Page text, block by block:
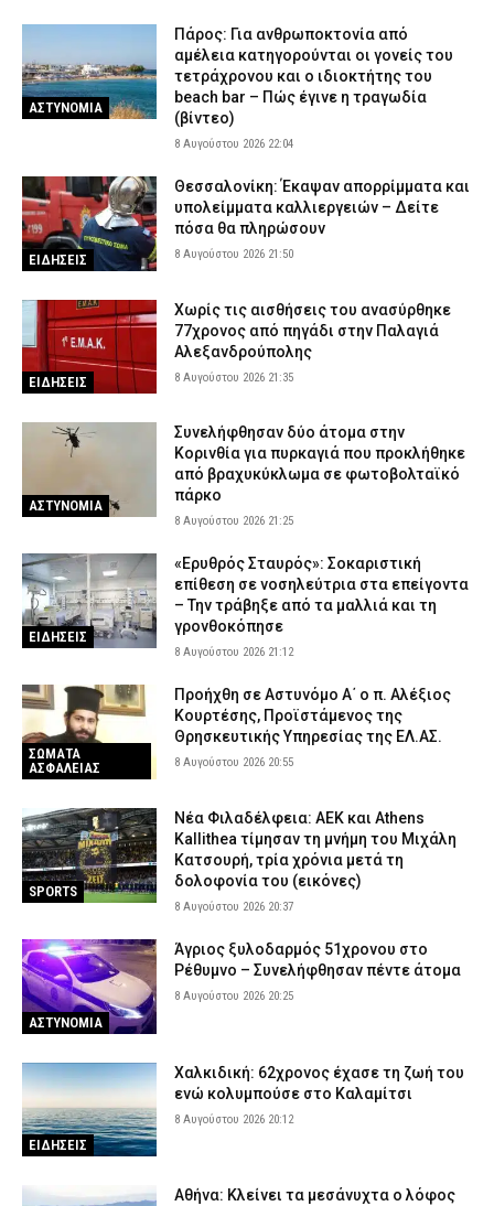
ΑΣΤΥΝΟΜΙΑ
Πάρος: Για ανθρωποκτονία από
αμέλεια κατηγορούνται οι γονείς του
τετράχρονου και ο ιδιοκτήτης του
beach bar – Πώς έγινε η τραγωδία
(βίντεο)
8 Αυγούστου 2026 22:04
ΕΙΔΗΣΕΙΣ
Θεσσαλονίκη: Έκαψαν απορρίμματα και
υπολείμματα καλλιεργειών – Δείτε
πόσα θα πληρώσουν
8 Αυγούστου 2026 21:50
ΕΙΔΗΣΕΙΣ
Χωρίς τις αισθήσεις του ανασύρθηκε
77χρονος από πηγάδι στην Παλαγιά
Αλεξανδρούπολης
8 Αυγούστου 2026 21:35
ΑΣΤΥΝΟΜΙΑ
Συνελήφθησαν δύο άτομα στην
Κορινθία για πυρκαγιά που προκλήθηκε
από βραχυκύκλωμα σε φωτοβολταϊκό
πάρκο
8 Αυγούστου 2026 21:25
ΕΙΔΗΣΕΙΣ
«Ερυθρός Σταυρός»: Σοκαριστική
επίθεση σε νοσηλεύτρια στα επείγοντα
– Την τράβηξε από τα μαλλιά και τη
γρονθοκόπησε
8 Αυγούστου 2026 21:12
ΣΩΜΑΤΑ
ΑΣΦΑΛΕΙΑΣ
Προήχθη σε Αστυνόμο Α΄ ο π. Αλέξιος
Κουρτέσης, Προϊστάμενος της
Θρησκευτικής Υπηρεσίας της ΕΛ.ΑΣ.
8 Αυγούστου 2026 20:55
SPORTS
Νέα Φιλαδέλφεια: ΑΕΚ και Athens
Kallithea τίμησαν τη μνήμη του Μιχάλη
Κατσουρή, τρία χρόνια μετά τη
δολοφονία του (εικόνες)
8 Αυγούστου 2026 20:37
ΑΣΤΥΝΟΜΙΑ
Άγριος ξυλοδαρμός 51χρονου στο
Ρέθυμνο – Συνελήφθησαν πέντε άτομα
8 Αυγούστου 2026 20:25
ΕΙΔΗΣΕΙΣ
Χαλκιδική: 62χρονος έχασε τη ζωή του
ενώ κολυμπούσε στο Καλαμίτσι
8 Αυγούστου 2026 20:12
Αθήνα: Κλείνει τα μεσάνυχτα ο λόφος